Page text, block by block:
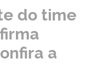
do time
a